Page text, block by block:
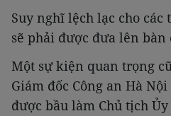
Suy nghĩ lệch lạc cho các
sẽ phải được đưa lên bàn
Một sự kiện quan trọng
Giám đốc Công an Hà
được bầu làm Chủ tịch